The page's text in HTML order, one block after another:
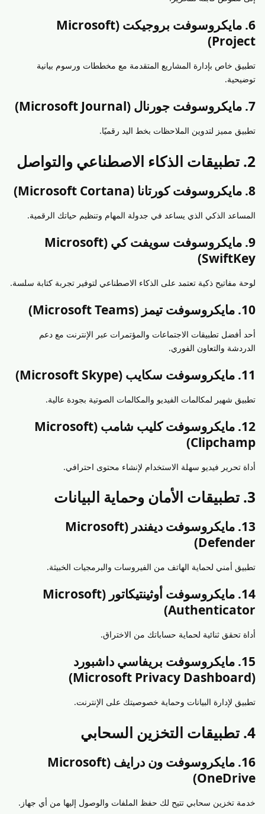
6. مايكروسوفت بروجيكت (Microsoft
Project)
تطبيق خاص بإدارة المشاريع المتقدمة مع مخططات ورسوم بيانية
توضيحية.
7. مايكروسوفت جورنال (Microsoft Journal)
تطبيق مميز لتدوين الملاحظات بخط اليد رقميًا.
2. تطبيقات الذكاء الاصطناعي والتواصل
8. مايكروسوفت كورتانا (Microsoft Cortana)
المساعد الذكي الذي يساعد في جدولة المهام وتنظيم حياتك الرقمية.
9. مايكروسوفت سويفت كي (Microsoft
SwiftKey)
لوحة مفاتيح ذكية تعتمد على الذكاء الاصطناعي لتوفير تجربة كتابة سلسة.
10. مايكروسوفت تيمز (Microsoft Teams)
أحد أفضل تطبيقات الاجتماعات والمؤتمرات عبر الإنترنت مع دعم
الدردشة والتعاون الفوري.
11. مايكروسوفت سكايب (Microsoft Skype)
تطبيق شهير لمكالمات الفيديو والمكالمات الصوتية بجودة عالية.
12. مايكروسوفت كليب شامب (Microsoft
Clipchamp)
أداة تحرير فيديو سهلة الاستخدام لإنشاء محتوى احترافي.
3. تطبيقات الأمان وحماية البيانات
13. مايكروسوفت ديفندر (Microsoft
Defender)
تطبيق أمني لحماية الهاتف من الفيروسات والبرمجيات الخبيثة.
14. مايكروسوفت أوثينتيكاتور (Microsoft
Authenticator)
أداة تحقق ثنائية لحماية حساباتك من الاختراق.
15. مايكروسوفت بريفاسي داشبورد
(Microsoft Privacy Dashboard)
تطبيق لإدارة البيانات وحماية خصوصيتك على الإنترنت.
4. تطبيقات التخزين السحابي
16. مايكروسوفت ون درايف (Microsoft
OneDrive)
خدمة تخزين سحابي تتيح لك حفظ الملفات والوصول إليها من أي جهاز.